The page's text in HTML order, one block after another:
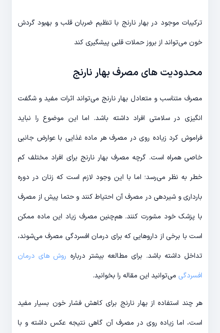
ترکیبات موجود در بهار نارنج با تنظیم ضربان قلب و بهبود گردش
خون می‌تواند از بروز حملات قلبی پیشگیری کند
محدودیت های مصرف بهار نارنج
مصرف متناسب و متعادل بهار نارنج می‌تواند اثرات مفید و شگفت
انگیزی در سلامتی افراد داشته باشد. اما این موضوع را نباید
فراموش کرد زیاده روی در مصرف هر ماده غذایی با عوارض جانبی
خاصی همراه است. گرچه مصرف بهار نارنج برای افراد مختلف کم
خطر به نظر می‌رسد؛ اما با این وجود لازم است که زنان در دوره
بارداری و شیردهی در مصرف آن احتیاط کنند و حتما پیش از مصرف
با پزشک خود مشورت کنند. هم‌چنین مصرف زیاد این ماده ممکن
است با برخی از داروهایی که برای درمان افسردگی مصرف می‌شوند،
تداخل داشته باشد. برای مطالعه بیشتر درباره روش های درمان
افسردگی می‌توانید این مقاله را بخوانید.
هر چند استفاده از بهار نارنج برای کاهش فشار خون بسیار مفید
است، اما زیاده روی در مصرف آن گاهی نتیجه عکس داشته و با